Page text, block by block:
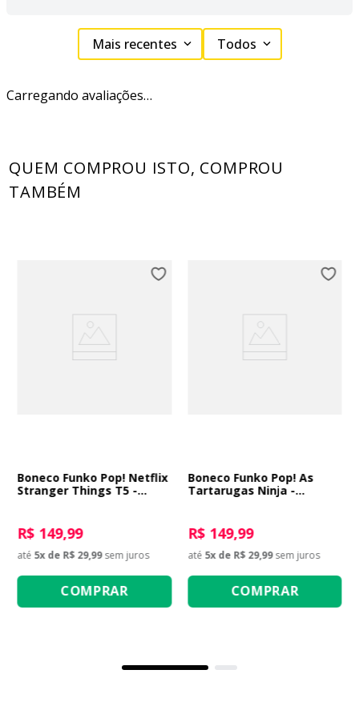
Mais recentes Todos
Carregando avaliações…
QUEM COMPROU ISTO, COMPROU
TAMBÉM
Boneco Funko Pop! Netflix
Stranger Things T5 -
R$ 149,99
até 5x de R$ 29,99 sem juros
COMPRAR
Boneco Funko Pop! As
Tartarugas Ninja -
R$ 149,99
até 5x de R$ 29,99 sem juros
COMPRAR